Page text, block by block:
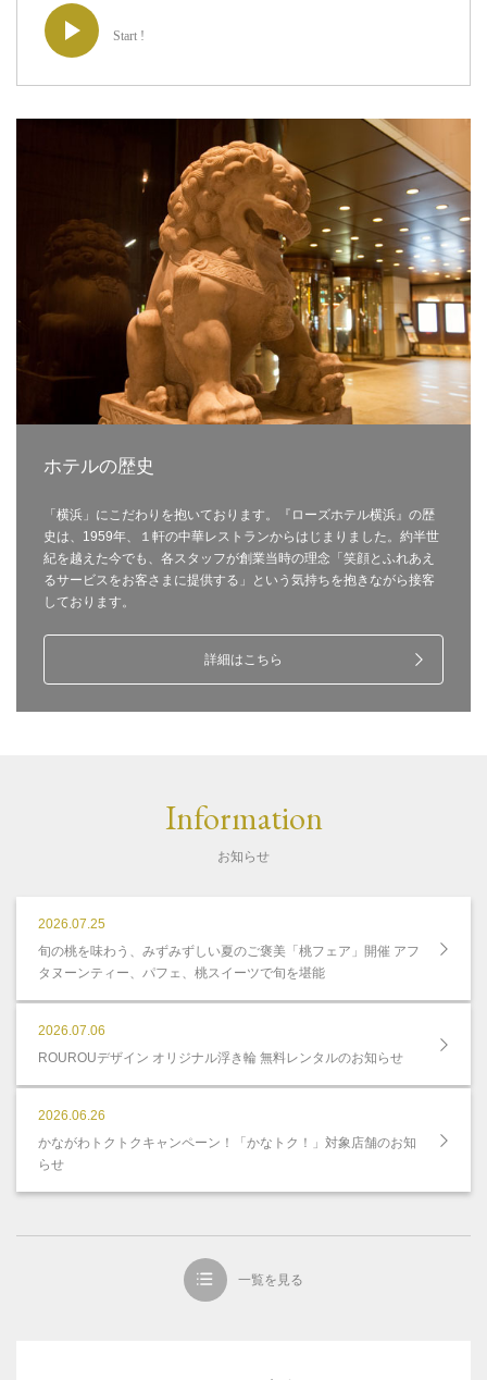
Start !
ホテルの歴史
「横浜」にこだわりを抱いております。『ローズホテル横浜』の歴
史は、1959年、１軒の中華レストランからはじまりました。約半世
紀を越えた今でも、各スタッフが創業当時の理念「笑顔とふれあえ
るサービスをお客さまに提供する」という気持ちを抱きながら接客
しております。
詳細はこちら
Information
お知らせ
2026.07.25
旬の桃を味わう、みずみずしい夏のご褒美「桃フェア」開催 アフ
タヌーンティー、パフェ、桃スイーツで旬を堪能
2026.07.06
ROUROUデザイン オリジナル浮き輪 無料レンタルのお知らせ
2026.06.26
かながわトクトクキャンペーン！「かなトク！」対象店舗のお知
らせ
一覧を見る